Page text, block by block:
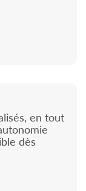
en tout
dès